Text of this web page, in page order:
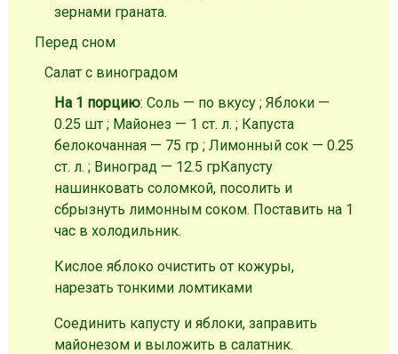
зернами граната.
Перед сном
Салат с виноградом
На 1 порцию: Соль — по вкусу ; Яблоки —
0.25 шт ; Майонез — 1 ст. л. ; Капуста
белокочанная — 75 гр ; Лимонный сок — 0.25
ст. л. ; Виноград — 12.5 грКапусту
нашинковать соломкой, посолить и
сбрызнуть лимонным соком. Поставить на 1
час в холодильник.
Кислое яблоко очистить от кожуры,
нарезать тонкими ломтиками
Соединить капусту и яблоки, заправить
майонезом и выложить в салатник.